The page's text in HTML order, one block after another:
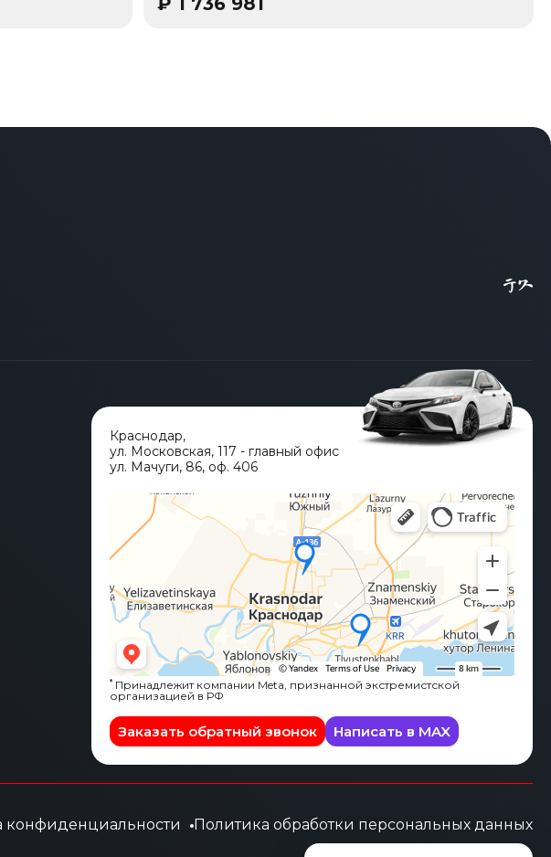
Краснодар,
ул. Московская, 117 - главный офис
ул. Мачуги, 86, оф. 406
*Принадлежит компании Meta, признанной экстремистской
организацией в РФ
Заказать обратный звонок Написать в MAX
конфиденциальности Политика обработки персональных данных